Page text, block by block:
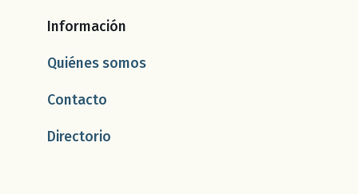
Información
Quiénes somos
Contacto
Directorio